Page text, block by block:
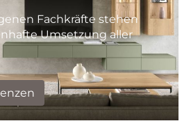
Fachkräfte stehen
Umsetzung aller